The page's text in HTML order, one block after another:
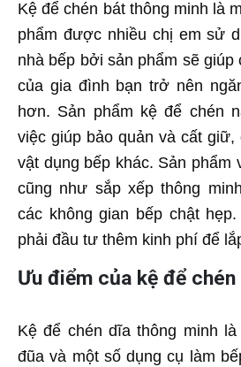
Kệ để chén bát thông minh là
phẩm được nhiều chị em sử
nhà bếp bởi sản phẩm sẽ giúp
của gia đình bạn trở nên
hơn. Sản phẩm kệ để chén
việc giúp bảo quản và cất
vật dụng bếp khác. Sản phẩm
cũng như sắp xếp thông
các không gian bếp chật
phải đầu tư thêm kinh phí để
Ưu điểm của kệ để
Kệ để chén dĩa thông minh
đũa và một số dụng cụ làm